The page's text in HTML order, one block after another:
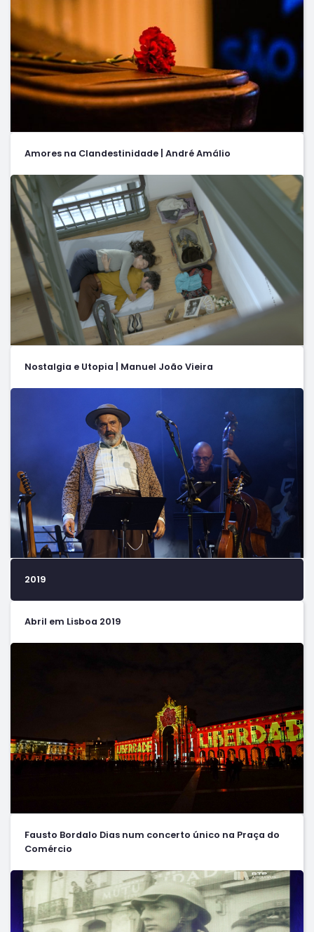
Amores na Clandestinidade | André Amálio
Nostalgia e Utopia | Manuel João Vieira
2019
Abril em Lisboa 2019
Fausto Bordalo Dias num concerto único na Praça do
Comércio